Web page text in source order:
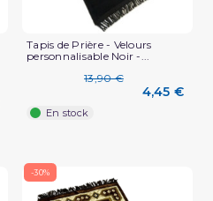
Tapis de Prière - Velours
personnalisable Noir -...
13,90 €
4,45 €
En stock
-30%